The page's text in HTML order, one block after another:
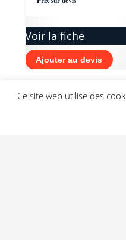
Voir la fiche
Ajouter au devis
PRODUITS
Ce site web utilise des